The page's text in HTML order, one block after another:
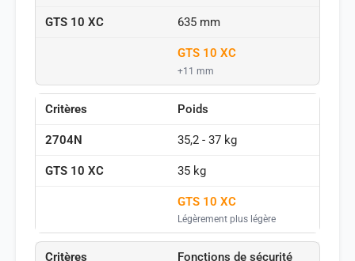
635 mm
GTS 10 XC
+11 mm
Poids
35,2 - 37 kg
35 kg
GTS 10 XC
Légèrement plus légère
Fonctions de sécurité